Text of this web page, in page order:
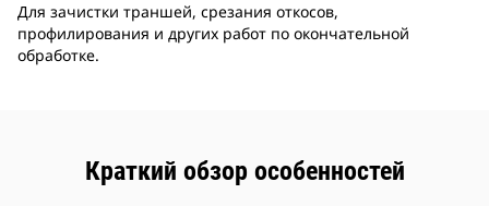
Для зачистки траншей, срезания откосов,
профилирования и других работ по окончательной
обработке.
Краткий обзор особенностей